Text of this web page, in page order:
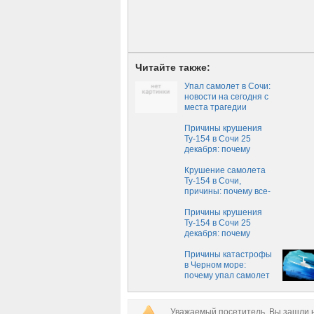
Читайте также:
Упал самолет в Сочи:
новости на сегодня с
места трагедии
Причины крушения
Ту-154 в Сочи 25
декабря: почему
Черное море, новые
версии и последние
новости
Крушение самолета
Ту-154 в Сочи,
причины: почему все-
случилось на самом
деле, версии
Причины крушения
Ту-154 в Сочи 25
декабря: почему
Черное море, новые
версии и последние
новости
Причины катастрофы
в Черном море:
почему упал самолет
расследовании
Уважаемый посетитель, Вы зашли